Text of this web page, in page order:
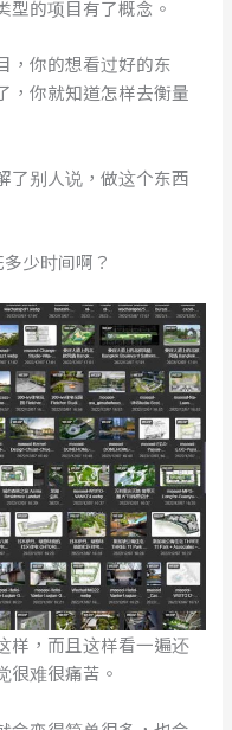
型的项目有了概念。
，你的想看过好的东
，你就知道怎样去衡量
了别人说，做这个东西
少时间啊？
样，而且这样看一遍还
很难很痛苦。